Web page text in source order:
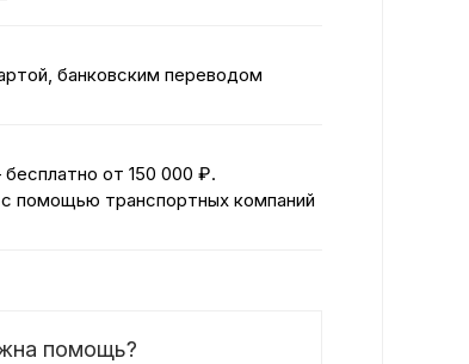
банковским переводом
от 150 000 ₽.
помощью транспортных компаний
помощь?